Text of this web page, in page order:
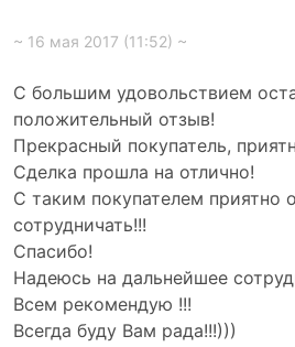
~ 16 мая 2017 (11:52) ~
С большим удовольствием
положительный отзыв!
Прекрасный покупатель,
Сделка прошла на отлично!
С таким покупателем приятно
сотрудничать!!!
Спасибо!
Надеюсь на дальнейшее
Всем рекомендую !!!
Всегда буду Вам рада!!!)))